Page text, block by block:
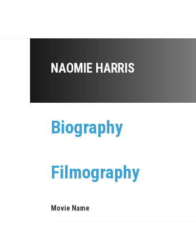
NAOMIE HARRIS
Biography
Filmography
Movie Name